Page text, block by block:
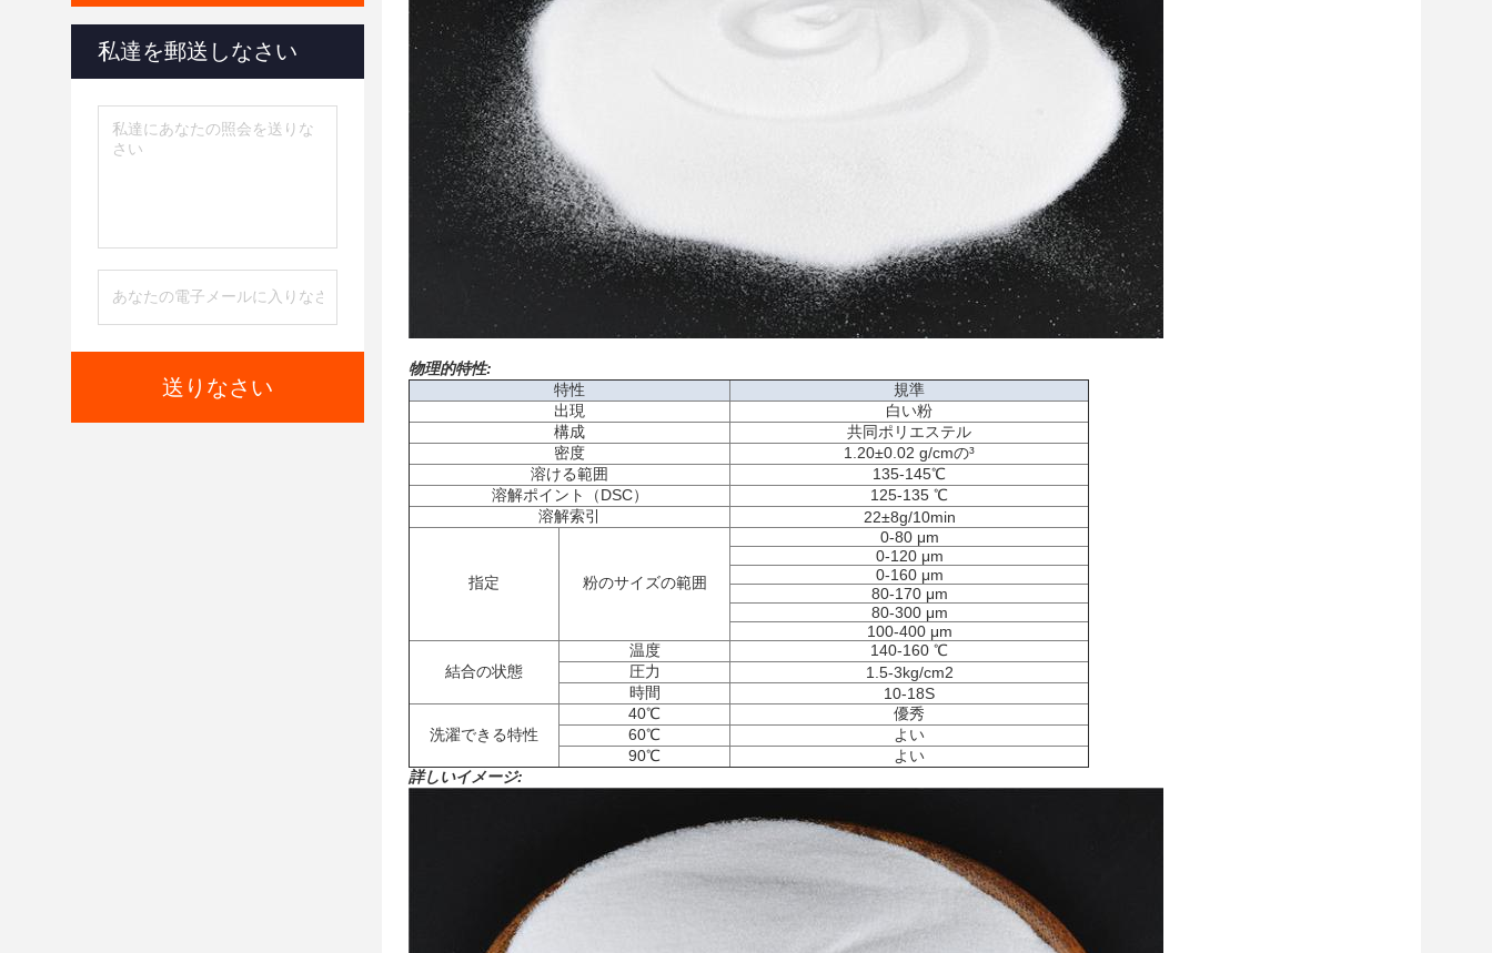
私達を郵送しなさい
送りなさい
物理的特性:
特性
規準
出現
白い粉
構成
共同ポリエステル
密度
1.20±0.02 g/cmの³
溶ける範囲
135-145℃
溶解ポイント（DSC）
125-135 ℃
溶解索引
22±8g/10min
指定 粉のサイズの範囲
0-80 μm
0-120 μm
0-160 μm
80-170 μm
80-300 μm
100-400 μm
結合の状態
温度
140-160 ℃
圧力
1.5-3kg/cm2
時間
10-18S
洗濯できる特性
40℃
優秀
60℃
よい
90℃
よい
詳しいイメージ: